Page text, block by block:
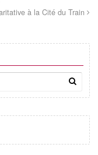
à la Cité du Train